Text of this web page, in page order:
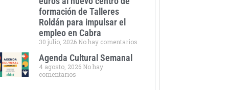
formación de Talleres
Roldán para impulsar el
empleo en Cabra
30 julio, 2026 No hay comentarios
Agenda Cultural Semanal
4 agosto, 2026 No hay
comentarios